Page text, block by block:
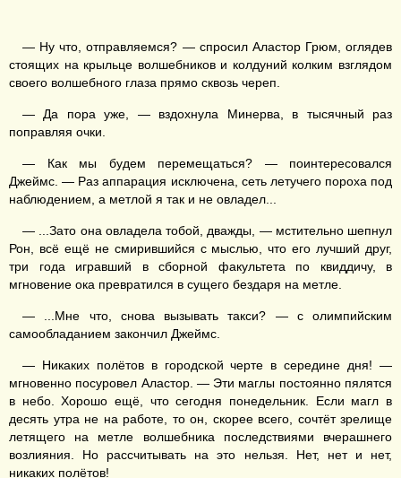
— Ну что, отправляемся? — спросил Аластор Грюм, оглядев
стоящих на крыльце волшебников и колдуний колким взглядом
своего волшебного глаза прямо сквозь череп.
— Да пора уже, — вздохнула Минерва, в тысячный раз
поправляя очки.
— Как мы будем перемещаться? — поинтересовался
Джеймс. — Раз аппарация исключена, сеть летучего пороха под
наблюдением, а метлой я так и не овладел...
— ...Зато она овладела тобой, дважды, — мстительно шепнул
Рон, всё ещё не смирившийся с мыслью, что его лучший друг,
три года игравший в сборной факультета по квиддичу, в
мгновение ока превратился в сущего бездаря на метле.
— ...Мне что, снова вызывать такси? — с олимпийским
самообладанием закончил Джеймс.
— Никаких полётов в городской черте в середине дня! —
мгновенно посуровел Аластор. — Эти маглы постоянно пялятся
в небо. Хорошо ещё, что сегодня понедельник. Если магл в
десять утра не на работе, то он, скорее всего, сочтёт зрелище
летящего на метле волшебника последствиями вчерашнего
возлияния. Но рассчитывать на это нельзя. Нет, нет и нет,
никаких полётов!